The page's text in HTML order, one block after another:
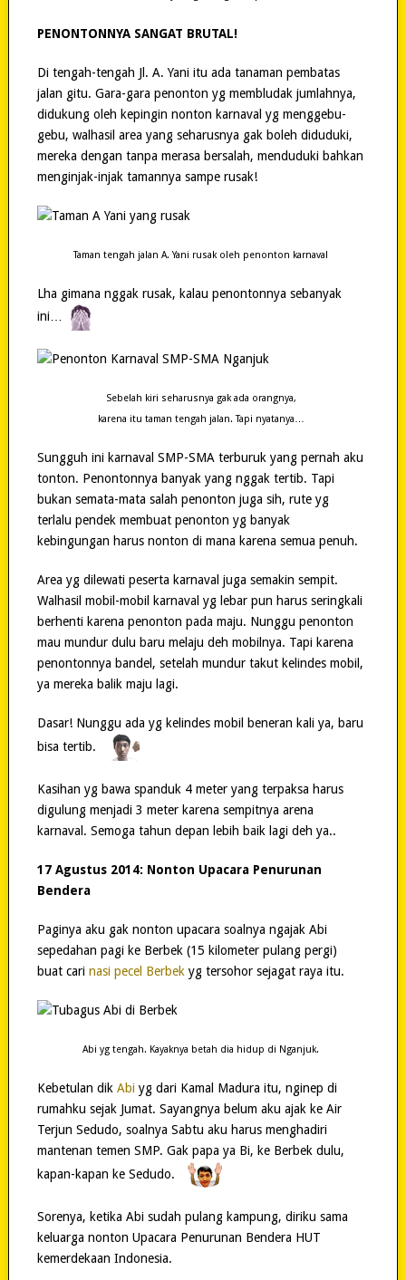
PENONTONNYA SANGAT BRUTAL!
Di tengah-tengah Jl. A. Yani itu ada tanaman pembatas
jalan gitu. Gara-gara penonton yg membludak jumlahnya,
didukung oleh kepingin nonton karnaval yg menggebu-
gebu, walhasil area yang seharusnya gak boleh diduduki,
mereka dengan tanpa merasa bersalah, menduduki bahkan
menginjak-injak tamannya sampe rusak!
Taman tengah jalan A. Yani rusak oleh penonton karnaval
Lha gimana nggak rusak, kalau penontonnya sebanyak
ini…
Sebelah kiri seharusnya gak ada orangnya,
karena itu taman tengah jalan. Tapi nyatanya…
Sungguh ini karnaval SMP-SMA terburuk yang pernah aku
tonton. Penontonnya banyak yang nggak tertib. Tapi
bukan semata-mata salah penonton juga sih, rute yg
terlalu pendek membuat penonton yg banyak
kebingungan harus nonton di mana karena semua penuh.
Area yg dilewati peserta karnaval juga semakin sempit.
Walhasil mobil-mobil karnaval yg lebar pun harus seringkali
berhenti karena penonton pada maju. Nunggu penonton
mau mundur dulu baru melaju deh mobilnya. Tapi karena
penontonnya bandel, setelah mundur takut kelindes mobil,
ya mereka balik maju lagi.
Dasar! Nunggu ada yg kelindes mobil beneran kali ya, baru
bisa tertib.
Kasihan yg bawa spanduk 4 meter yang terpaksa harus
digulung menjadi 3 meter karena sempitnya arena
karnaval. Semoga tahun depan lebih baik lagi deh ya..
17 Agustus 2014: Nonton Upacara Penurunan
Bendera
Paginya aku gak nonton upacara soalnya ngajak Abi
sepedahan pagi ke Berbek (15 kilometer pulang pergi)
buat cari nasi pecel Berbek yg tersohor sejagat raya itu.
Abi yg tengah. Kayaknya betah dia hidup di Nganjuk.
Kebetulan dik Abiyg dari Kamal Madura itu, nginep di
rumahku sejak Jumat. Sayangnya belum aku ajak ke Air
Terjun Sedudo, soalnya Sabtu aku harus menghadiri
mantenan temen SMP. Gak papa ya Bi, ke Berbek dulu,
kapan-kapan ke Sedudo.
Sorenya, ketika Abi sudah pulang kampung, diriku sama
keluarga nonton Upacara Penurunan Bendera HUT
kemerdekaan Indonesia.